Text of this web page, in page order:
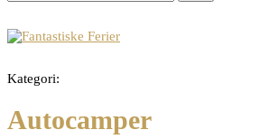
Kategori:
Autocamper